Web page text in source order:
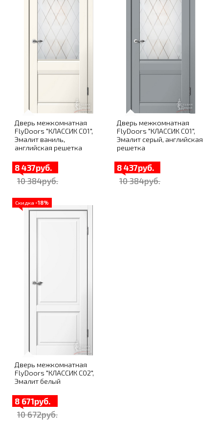
Дверь межкомнатная
FlyDoors "КЛАССИК C01",
Эмалит ваниль,
английская решетка
8 437руб.
10 384руб.
Дверь межкомнатная
FlyDoors "КЛАССИК C01",
Эмалит серый, английская
решетка
8 437руб.
10 384руб.
Скидка -18%
Дверь межкомнатная
FlyDoors "КЛАССИК C02",
Эмалит белый
8 671руб.
10 672руб.